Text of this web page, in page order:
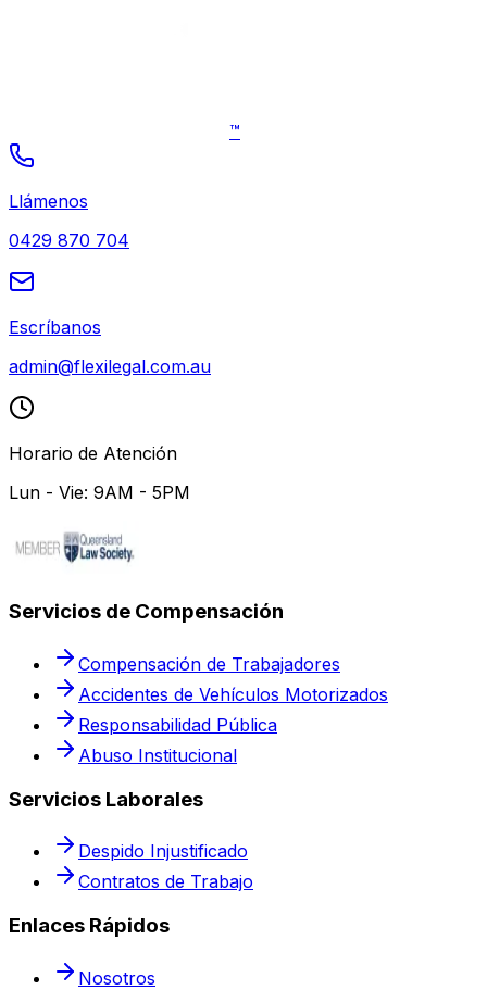
™
Llámenos
0429 870 704
Escríbanos
admin@flexilegal.com.au
Horario de Atención
Lun - Vie: 9AM - 5PM
Servicios de Compensación
Compensación de Trabajadores
Accidentes de Vehículos Motorizados
Responsabilidad Pública
Abuso Institucional
Servicios Laborales
Despido Injustificado
Contratos de Trabajo
Enlaces Rápidos
Nosotros